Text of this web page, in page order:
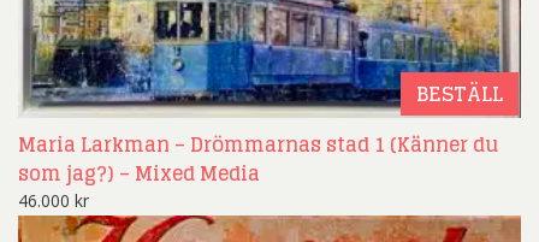
BESTÄLL
Maria Larkman – Drömmarnas stad 1 (Känner du
som jag?) – Mixed Media
46.000 kr